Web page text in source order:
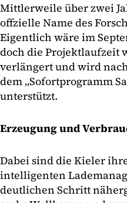
Mittlerweile über zwei
offzielle Name des
Eigentlich wäre im
doch die Projektlaufzeit
verlängert und wird
dem „Sofortprogramm
unterstützt.
Erzeugung und
Dabei sind die Kieler
intelligenten
deutlichen Schritt